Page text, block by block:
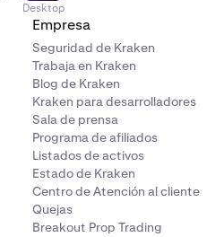
Desktop
Empresa
Seguridad de Kraken
Trabaja en Kraken
Blog de Kraken
Kraken para desarrolladores
Sala de prensa
Programa de afiliados
Listados de activos
Estado de Kraken
Centro de Atención al cliente
Quejas
Breakout Prop Trading